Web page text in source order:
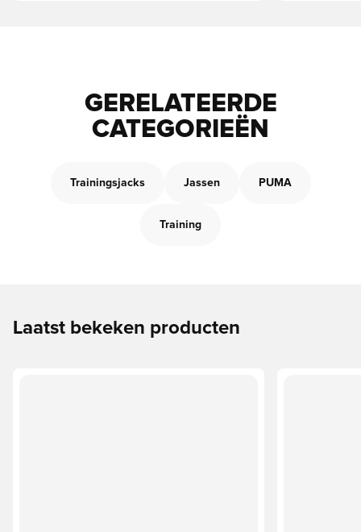
GERELATEERDE
CATEGORIEËN
Trainingsjacks Jassen PUMA
Training
Laatst bekeken producten